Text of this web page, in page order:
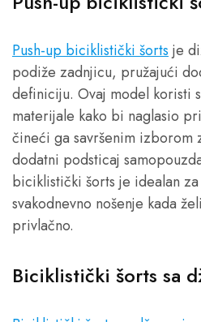
Push-up biciklistički šortsje
podiže zadnjicu, pružajući
definiciju. Ovaj model koristi
materijale kako bi naglasio
čineći ga savršenim izborom
dodatni podsticaj
biciklistički šorts je idealan
svakodnevno nošenje kada
privlačno.
Biciklistički šorts sa